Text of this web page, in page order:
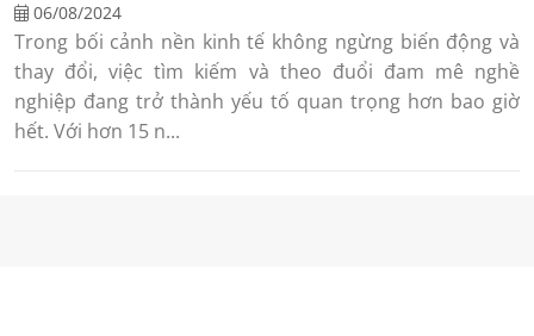
06/08/2024
Trong bối cảnh nền kinh tế không ngừng biến động và
thay đổi, việc tìm kiếm và theo đuổi đam mê nghề
nghiệp đang trở thành yếu tố quan trọng hơn bao giờ
hết. Với hơn 15 n...